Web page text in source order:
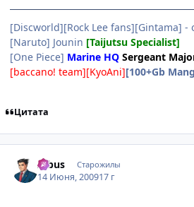
[Discworld][Rock Lee fans][Gintama] -
[Naruto] Jounin [Taijutsu Specialist]
[One Piece] Marine HQ Sergeant
[baccano! team][KyoAni][100+Gb
Цитата
Albus Старожилы
14 Июня, 200917 г